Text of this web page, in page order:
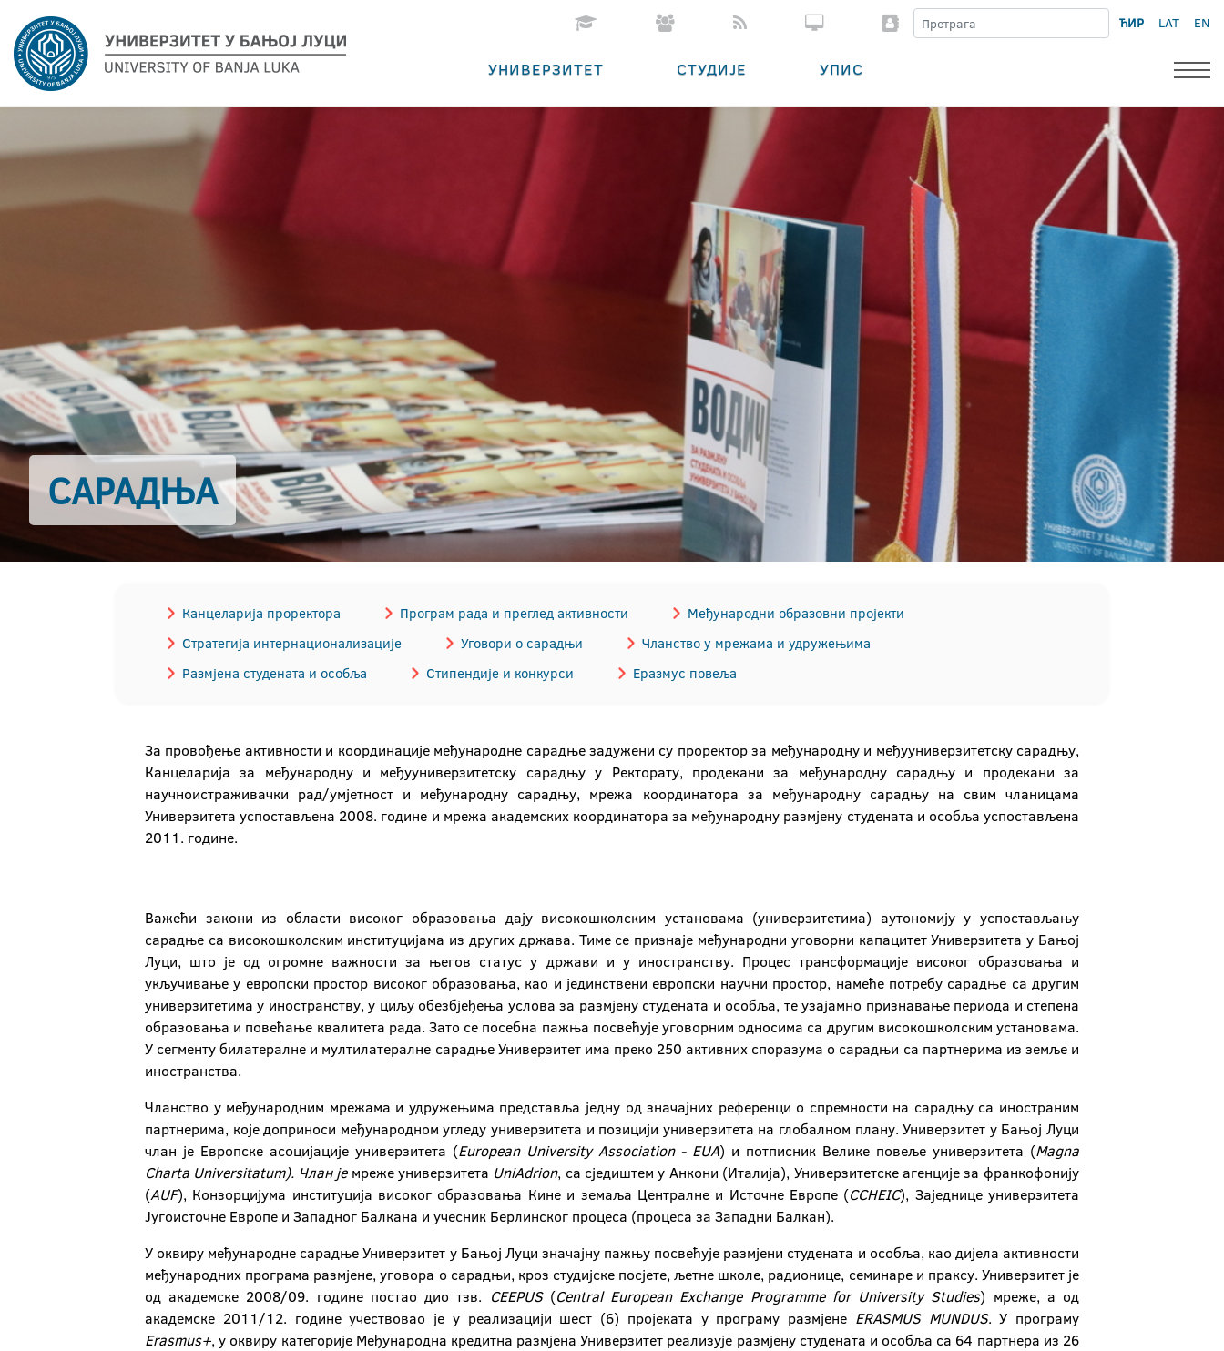
ЋИР LAT EN
УНИВЕРЗИТЕТ СТУДИЈЕ УПИС
САРАДЊА
Канцеларија проректора Програм рада и преглед активности
Међународни образовни пројекти
Стратегија интернационализације
Уговори о сарадњи
Чланство у мрежама и удружењима
Размјена студената и особља
Стипендије и конкурси Еразмус повеља
За провођење активности и координације међународне сарадње задужени су проректор за међународну и међууниверзитетску сарадњу,
Канцеларија за међународну и међууниверзитетску сарадњу у Ректорату, продекани за међународну сарадњу и продекани за
научноистраживачки рад/умјетност и међународну сарадњу, мрежа координатора за међународну сарадњу на свим чланицама
Универзитета успостављена 2008. године и мрежа академских координатора за међународну размјену студената и особља успостављена
2011. године.
Важећи закони из области високог образовања дају високошколским установама (универзитетима) аутономију у успостављању
сарадње са високошколским институцијама из других држава. Тиме се признаје међународни уговорни капацитет Универзитета у Бањој
Луци, што је од огромне важности за његов статус у држави и у иностранству. Процес трансформације високог образовања и
укључивање у европски простор високог образовања, као и јединствени европски научни простор, намеће потребу сарадње са другим
универзитетима у иностранству, у циљу обезбјеђења услова за размјену студената и особља, те узајамно признавање периода и степена
образовања и повећање квалитета рада. Зато се посебна пажња посвећује уговорним односима са другим високошколским установама.
У сегменту билатералне и мултилатералне сарадње Универзитет има преко 250 активних споразума о сарадњи са партнерима из земље и
иностранства.
Чланство у међународним мрежама и удружењима представља једну од значајних референци о спремности на сарадњу са иностраним
партнерима, које доприноси међународном угледу универзитета и позицији универзитета на глобалном плану. Универзитет у Бањој Луци
члан је Европске асоцијације универзитета (EuropeanUniversityAssociation- EUA) и потписник Велике повеље универзитета (Magna
Charta Universitatum). Члан јемреже универзитета UniAdrion, са сједиштем у Анкони (Италија), Универзитетске агенције за франкофонију
(AUF), Конзорцијума институција високог образовања Кине и земаља Централне и Источне Европе (CCHEIC), Заједнице универзитета
Југоисточне Европе и Западног Балкана и учесник Берлинског процеса (процеса за Западни Балкан).
У оквиру међународне сарадње Универзитет у Бањој Луци значајну пажњу посвећује размјени студената и особља, као дијела активности
међународних програма размјене, уговора о сарадњи, кроз студијске посјете, љетне школе, радионице, семинаре и праксу. Универзитет је
од академске 2008/09. године постао дио тзв. CEEPUS(CentralEuropeanExchangeProgrammeforUniversityStudies) мреже, а од
академске 2011/12. године учествовао је у реализацији шест (6) пројеката у програму размјене ERASMUSMUNDUS. У програму
Erasmus+, у оквиру категорије Међународна кредитна размјена Универзитет реализује размјену студената и особља са 64 партнера из 26